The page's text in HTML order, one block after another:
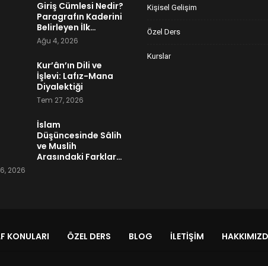
Giriş Cümlesi Nedir?
Paragrafın Kaderini
Belirleyen İlk…
Ağu 4, 2026
Kur’ân’ın Dili ve
İşlevi: Lafız-Mana
Diyalektiği
Tem 27, 2026
İslam
Düşüncesinde Sâlih
ve Muslih
Arasındaki Farklar…
2026
Kişisel Gelişim
Özel Ders
Kurslar
KONULARI ÖZEL DERS BLOG İLETIŞIM